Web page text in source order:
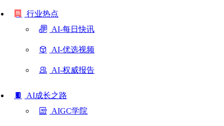
行业热点
AI-每日快讯
AI-优选视频
AI-权威报告
AI成长之路
AIGC学院